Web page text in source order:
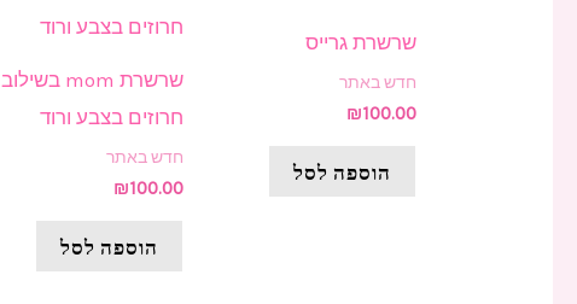
שרשרת גרייס
חדש באתר
₪100.00
הוספה לסל
שרשרת mom בשילוב
חרוזים בצבע ורוד
חדש באתר
₪100.00
הוספה לסל